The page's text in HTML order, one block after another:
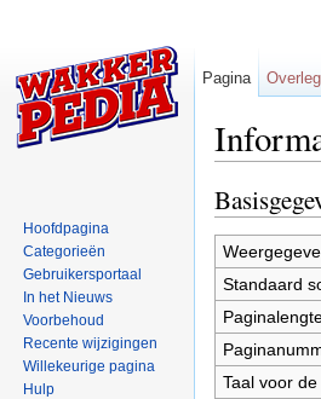
Standaard
Taal voor
Pagina Overleg
Hoofdpagina
Categorieën
Gebruikersportaal
In het Nieuws
Voorbehoud
Recente wijzigingen
Willekeurige pagina
Hulp